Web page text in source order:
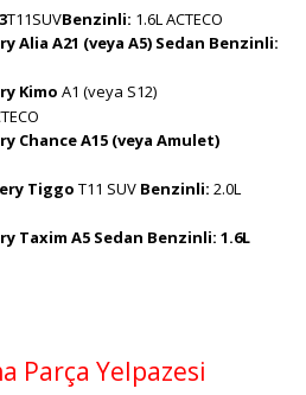
T11SUVBenzinli: 1.6L ACTECO
Alia A21 (veya A5) Sedan Benzinli:
Kimo A1 (veya S12)
ChanceA15 (veya Amulet)
Tiggo T11 SUV Benzinli: 2.0L
Taxim A5 Sedan Benzinli: 1.6L
Parça Yelpazesi